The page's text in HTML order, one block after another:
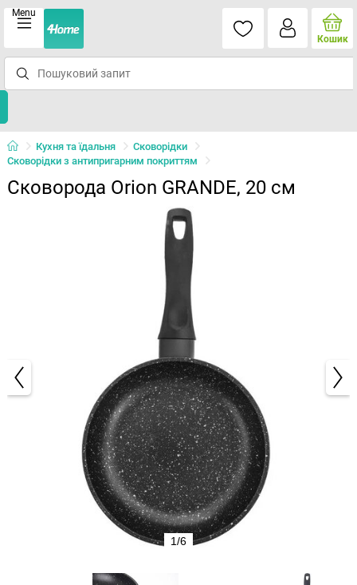
Menu
Кошик
Кухня та їдальня
Сковорідки
Сковорідки з антипригарним покриттям
Сковорода Orion GRANDE, 20 см
1/6